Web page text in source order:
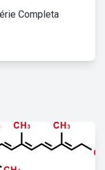
Completa